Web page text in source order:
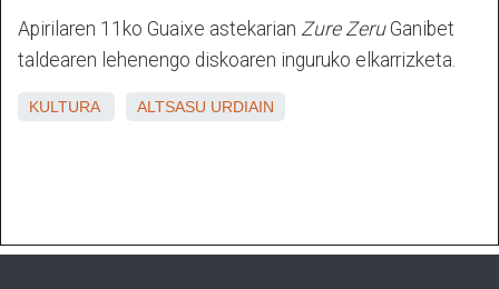
Apirilaren 11ko Guaixe astekarian Zure ZeruGanibet
taldearen lehenengo diskoaren inguruko elkarrizketa.
KULTURA ALTSASU URDIAIN